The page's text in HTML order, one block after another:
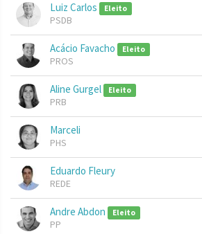
Luiz Carlos Eleito
PSDB
Acácio Favacho Eleito
PROS
Aline Gurgel Eleito
PRB
Marceli
PHS
Eduardo Fleury
REDE
Andre Abdon Eleito
PP